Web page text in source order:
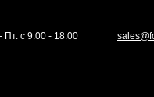
Пт. с 9:00 - 18:00